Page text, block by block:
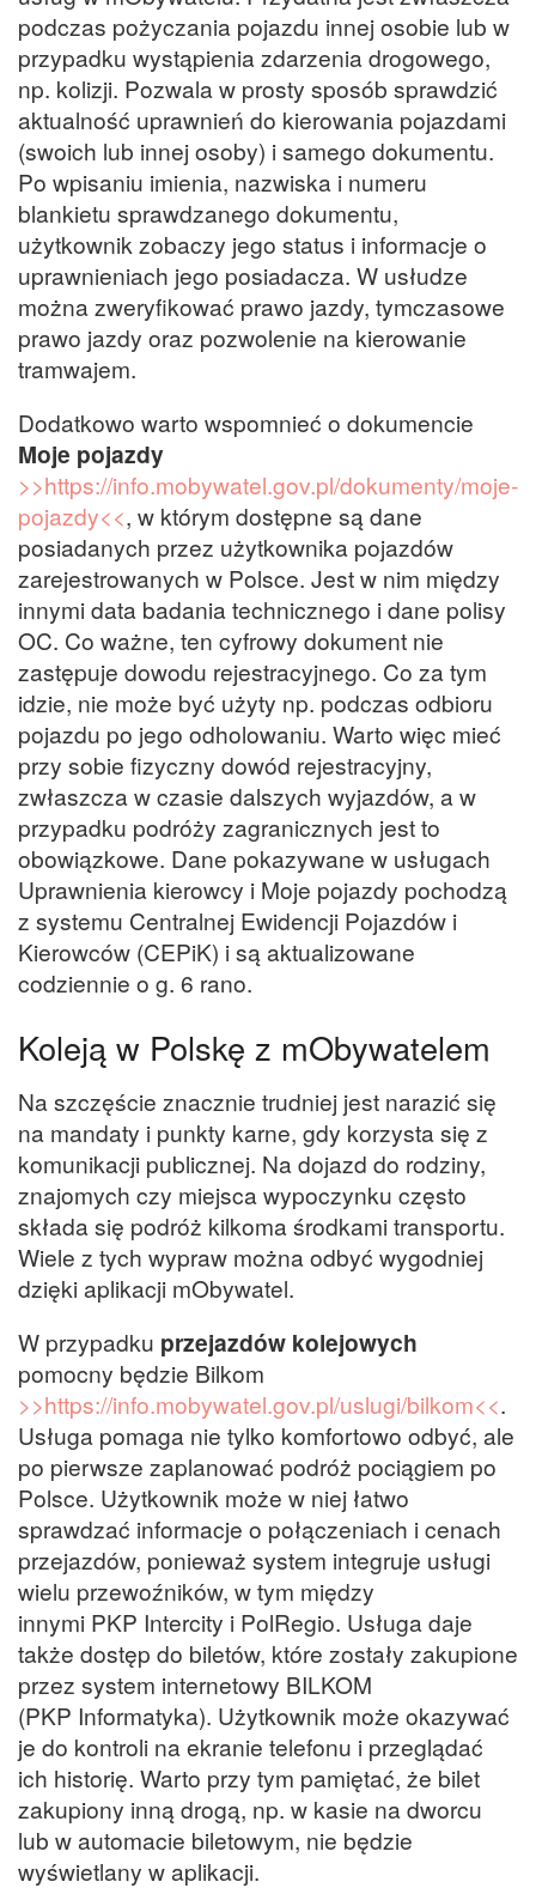
podczas pożyczania pojazdu innej osobie lub w
przypadku wystąpienia zdarzenia drogowego,
np. kolizji. Pozwala w prosty sposób sprawdzić
aktualność uprawnień do kierowania pojazdami
(swoich lub innej osoby) i samego dokumentu.
Po wpisaniu imienia, nazwiska i numeru
blankietu sprawdzanego dokumentu,
użytkownik zobaczy jego status i informacje o
uprawnieniach jego posiadacza. W usłudze
można zweryfikować prawo jazdy, tymczasowe
prawo jazdy oraz pozwolenie na kierowanie
tramwajem.
Dodatkowo warto wspomnieć o dokumencie
Moje pojazdy
>>https://info.mobywatel.gov.pl/dokumenty/moje-
pojazdy<<, w którym dostępne są dane
posiadanych przez użytkownika pojazdów
zarejestrowanych w Polsce. Jest w nim między
innymi data badania technicznego i dane polisy
OC. Co ważne, ten cyfrowy dokument nie
zastępuje dowodu rejestracyjnego. Co za tym
idzie, nie może być użyty np. podczas odbioru
pojazdu po jego odholowaniu. Warto więc mieć
przy sobie fizyczny dowód rejestracyjny,
zwłaszcza w czasie dalszych wyjazdów, a w
przypadku podróży zagranicznych jest to
obowiązkowe. Dane pokazywane w usługach
Uprawnienia kierowcy i Moje pojazdy pochodzą
z systemu Centralnej Ewidencji Pojazdów i
Kierowców (CEPiK) i są aktualizowane
codziennie o g. 6 rano.
Koleją w Polskę z mObywatelem
Na szczęście znacznie trudniej jest narazić się
na mandaty i punkty karne, gdy korzysta się z
komunikacji publicznej. Na dojazd do rodziny,
znajomych czy miejsca wypoczynku często
składa się podróż kilkoma środkami transportu.
Wiele z tych wypraw można odbyć wygodniej
dzięki aplikacji mObywatel.
W przypadku przejazdów kolejowych
pomocny będzie Bilkom
>>https://info.mobywatel.gov.pl/uslugi/bilkom<<.
Usługa pomaga nie tylko komfortowo odbyć, ale
po pierwsze zaplanować podróż pociągiem po
Polsce. Użytkownik może w niej łatwo
sprawdzać informacje o połączeniach i cenach
przejazdów, ponieważ system integruje usługi
wielu przewoźników, w tym między
innymi PKP Intercity i PolRegio. Usługa daje
także dostęp do biletów, które zostały zakupione
przez system internetowy BILKOM
(PKP Informatyka). Użytkownik może okazywać
je do kontroli na ekranie telefonu i przeglądać
ich historię. Warto przy tym pamiętać, że bilet
zakupiony inną drogą, np. w kasie na dworcu
lub w automacie biletowym, nie będzie
wyświetlany w aplikacji.